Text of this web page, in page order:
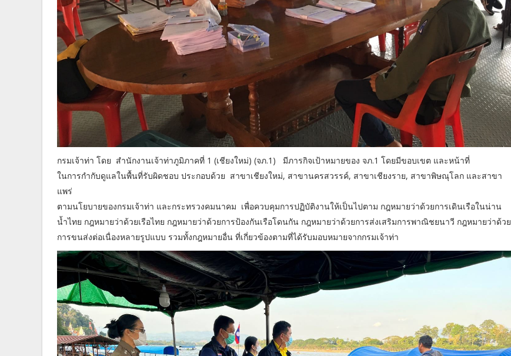
กรมเจ้าท่า โดย สำนักงานเจ้าท่าภูมิภาคที่ 1 (เชียงใหม่) (จภ.1) มีภารกิจเป้าหมายของ จภ.1 โดยมีขอบเขต และหน้าที่
ในการกำกับดูแลในพื้นที่รับผิดชอบ ประกอบด้วย สาขาเชียงใหม่, สาขานครสวรรค์, สาขาเชียงราย, สาขาพิษณุโลก และสาขา
แพร่
ตามนโยบายของกรมเจ้าท่า และกระทรวงคมนาคม เพื่อควบคุมการปฏิบัติงานให้เป็นไปตาม กฎหมายว่าด้วยการเดินเรือในน่าน
น้ำไทย กฎหมายว่าด้วยเรือไทย กฎหมายว่าด้วยการป้องกันเรือโดนกัน กฎหมายว่าด้วยการส่งเสริมการพาณิชยนาวี กฎหมายว่าด้วย
การขนส่งต่อเนื่องหลายรูปแบบ รวมทั้งกฎหมายอื่น ที่เกี่ยวข้องตามที่ได้รับมอบหมายจากกรมเจ้าท่า